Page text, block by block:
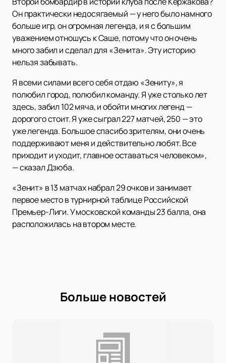
Он практически недосягаемый — у него было намного
больше игр, он огромная легенда, и я с большим
уважением отношусь к Саше, потому что он очень
много забил и сделал для «Зенита». Эту историю
нельзя забывать.
Я всеми силами всего себя отдаю «Зениту», я
полюбил город, полюбил команду. Я уже столько лет
здесь, забил 102 мяча, и обойти многих легенд —
дорогого стоит. Я уже сыграл 227 матчей, 250 — это
уже легенда. Большое спасибо зрителям, они очень
поддерживают меня и действительно любят. Все
приходит и уходит, главное оставаться человеком»,
— сказал Дзюба.
«Зенит» в 13 матчах набрал 29 очков и занимает
первое место в турнирной таблице Российской
Премьер-Лиги. У московской команды 23 балла, она
расположилась на втором месте.
Больше новостей